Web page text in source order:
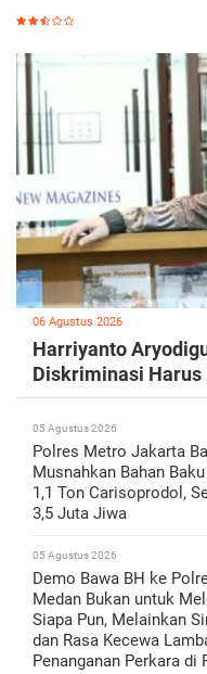
06 Agustus 2026
Harriyanto
Diskriminasi Harus
05 Agustus 2026
Polres Metro Jakarta
Musnahkan Bahan
1,1 Ton Carisoprodol,
3,5 Juta Jiwa
05 Agustus 2026
Demo Bawa BH ke
Medan Bukan untuk
Siapa Pun, Melainkan
dan Rasa Kecewa
Penanganan Perkara di